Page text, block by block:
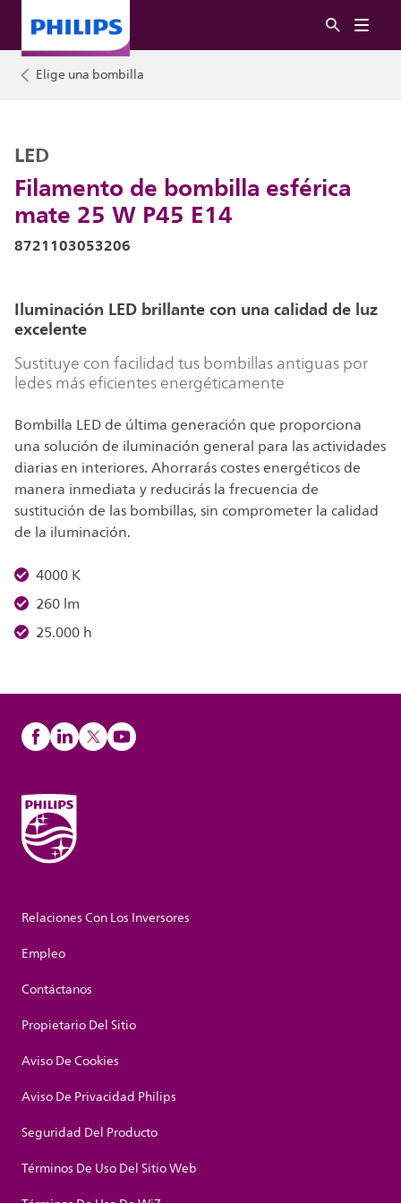
Elige una bombilla
Filamento de bombilla esférica
mate 25 W P45 E14
LED
8721103053206
Iluminación LED brillante con una calidad de luz
excelente
Sustituye con facilidad tus bombillas antiguas por
ledes más eficientes energéticamente
Bombilla LED de última generación que proporciona
una solución de iluminación general para las actividades
diarias en interiores. Ahorrarás costes energéticos de
manera inmediata y reducirás la frecuencia de
sustitución de las bombillas, sin comprometer la calidad
de la iluminación.
4000 K
260 lm
25.000 h
Relaciones Con Los Inversores
Empleo
Contáctanos
Propietario Del Sitio
Aviso De Cookies
Aviso De Privacidad Philips
Seguridad Del Producto
Términos De Uso Del Sitio Web